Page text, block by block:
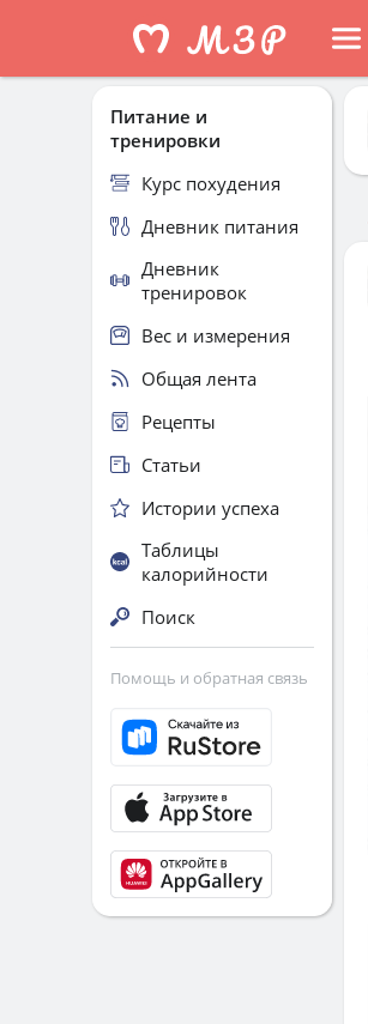
Питание и
тренировки
Курс похудения
Дневник питания
Дневник
тренировок
Вес и измерения
Общая лента
Рецепты
Статьи
Истории успеха
Таблицы
калорийности
Поиск
Помощь и обратная связь